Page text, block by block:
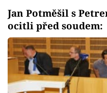
Jan Potměšil s
ocitli před soudem: